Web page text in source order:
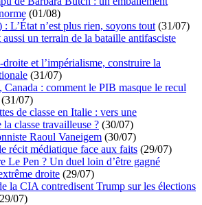
(01/08)
L’État n’est plus rien, soyons tout (31/07)
un terrain de la bataille antifasciste
droite et l’impérialisme, construire la
(31/07)
Canada : comment le PIB masque le recul
(31/07)
de classe en Italie : vers une
classe travailleuse ? (30/07)
Raoul Vaneigem (30/07)
récit médiatique face aux faits (29/07)
Le Pen ? Un duel loin d’être gagné
droite (29/07)
la CIA contredisent Trump sur les élections
07)